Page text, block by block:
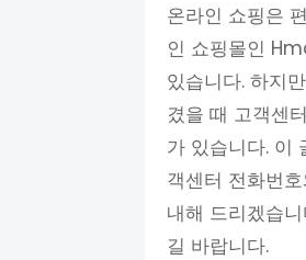
온라인 쇼핑은
인 쇼핑몰인
있습니다. 하지
겼을 때 고객센
가 있습니다. 이
객센터 전화번
내해 드리겠습
길 바랍니다.